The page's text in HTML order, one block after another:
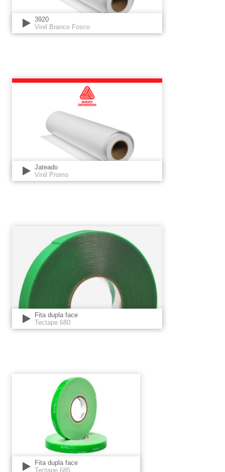
3920
Vinil Branco Fosco
Jateado
Vinil Promo
Fita dupla face
Tectape 680
Fita dupla face
Tectape 685